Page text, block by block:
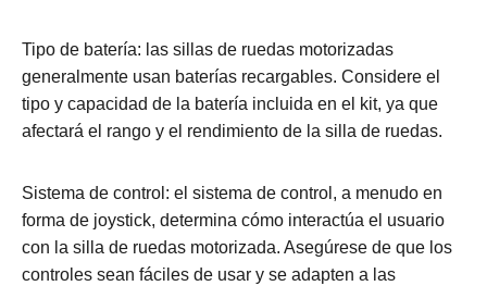
Tipo de batería: las sillas de ruedas motorizadas
generalmente usan baterías recargables. Considere el
tipo y capacidad de la batería incluida en el kit, ya que
afectará el rango y el rendimiento de la silla de ruedas.
Sistema de control: el sistema de control, a menudo en
forma de joystick, determina cómo interactúa el usuario
con la silla de ruedas motorizada. Asegúrese de que los
controles sean fáciles de usar y se adapten a las